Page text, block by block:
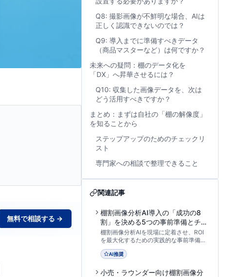
無料で相談する →
Q8: 撮影画像が不鮮明な場合、AIは
正しく認識できないのでは？
Q9: 導入までに準備すべきデータ
（商品マスターなど）は何ですか？
未来への疑問：棚のデータ化を
「DX」へ昇華させるには？
Q10: 収集した画像データを、次は
どう活用すべきですか？
まとめ：まずは自社の「棚の解像度」
を知ることから
ステップアップのためのチェックリ
スト
専門家への相談で整理できること
関連記事
棚割画像分析AI導入の「成功の8
割」を決める5つの事前準備とチ
ェックリスト
棚割画像分析AIを現場に定着させ、ROI
を最大化するための実践的な事前準備を
解説。撮影環境の標準化やPOSデータ
連携、現場の心理的ハードルを下げる運
の土台とチェックリストを提供します。
AI推奨
小売・ラウンダー向け棚割画像分